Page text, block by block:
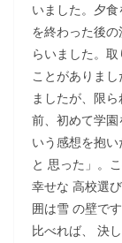
いました。夕
を終わった後
らいました。
ことがありま
ましたが、限
前、初めて学
いう感想を抱
と 思った」。
幸せな 高校選
囲は雪 の壁で
比べれば、 決